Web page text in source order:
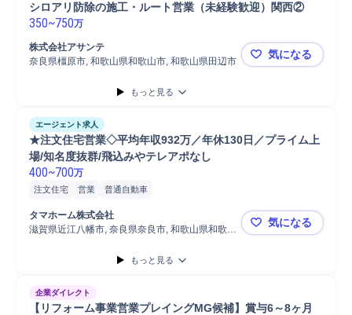
シロアリ防除の施工・ルート営業（未経験歓迎）関西②
350~750万
株式会社アサンテ
奈良県橿原市, 和歌山県和歌山市, 和歌山県田辺市
シロアリ防
気になる
もっと見る
エージェント求人
★注文住宅営業◇平均年収932万／年休130日／プライム上
場/知名度抜群/飛込みやテレアポなし
400~700万
注文住宅 営業 普通自動車
タマホーム株式会社
滋賀県近江八幡市, 奈良県奈良市, 和歌山県和歌山
★注文住宅
気になる
もっと見る
企業ダイレクト
【リフォーム事業営業プレイングMG候補】賞与6～8ヶ月